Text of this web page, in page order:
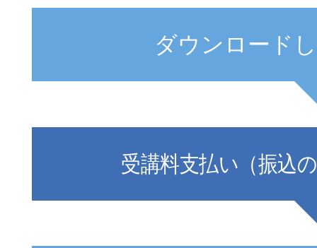
ダウンロード
受講料支払い（振込